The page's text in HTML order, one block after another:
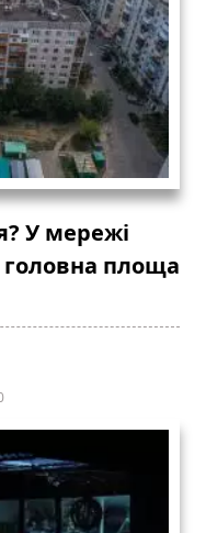
У мережі
головна площа